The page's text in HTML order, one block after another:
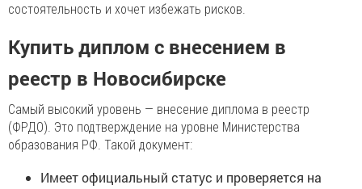
состоятельность и хочет избежать рисков.
Купить диплом с внесением в
реестр в Новосибирске
Самый высокий уровень — внесение диплома в реестр
(ФРДО). Это подтверждение на уровне Министерства
образования РФ. Такой документ:
Имеет официальный статус и проверяется на